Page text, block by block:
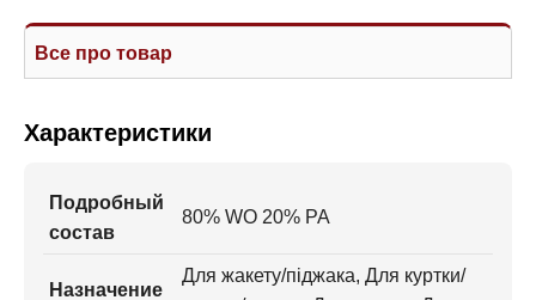
Все про товар
Характеристики
Подробный
состав
80% WO 20% PA
Назначение
Для жакету/піджака, Для куртки/